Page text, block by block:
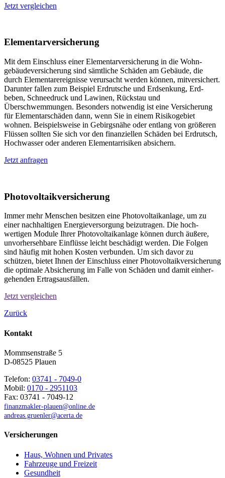
Jetzt vergleichen
Elementar­versicherung
Mit dem Einschluss einer Elementar­versicherung in die Wohn­
gebäude­versicherung sind sämtliche Schäden am Gebäude, die
durch Elementar­ereignisse ver­ursacht werden können, mit­versichert.
Darunter fallen zum Beispiel Erdrutsche und Erd­senkung, Erd­
beben, Schnee­druck und Lawinen, Rück­stau und
Überschwemmungen. Besonders notwendig ist eine Versicherung
für Elementar­schäden dann, wenn Sie in einem Risiko­gebiet
wohnen. Beispiels­weise in Gebirgs­nähe oder entlang von größeren
Flüssen sollten Sie sich vor den finanziellen Schäden bei Erdrutsch,
Hochwasser oder anderen Elementar­risiken absichern.
Jetzt anfragen
Photovoltaik­versicherung
Immer mehr Menschen besitzen eine Photo­voltaik­anlage, um zu
einer nach­haltigen Energie­versorgung bei­zu­tragen. Die hoch­
wertigen Module Ihrer Photo­voltaik­anlage können durch äußere,
unvorher­sehbare Einflüsse leicht beschädigt werden. Die Folgen
sind häufig mit hohen Kosten verbunden. Um sich davor zu
schützen, bietet Ihnen der Einschluss einer Photo­voltaik­versicherung
die optimale Absicherung im Falle von Schäden und damit einher­
gehenden Ertrags­ausfällen.
Jetzt vergleichen
Zurück
Kontakt
Mommsenstraße 5
D-08525 Plauen
Telefon: 03741 - 7049-0
Mobil: 0170 - 2951103
Fax: 03741 - 7049-12
finanzmakler-plauen@online.de
andreas.gruenler@acerta.de
Versicherungen
Haus, Wohnen und Privates
Fahrzeuge und Freizeit
Gesundheit